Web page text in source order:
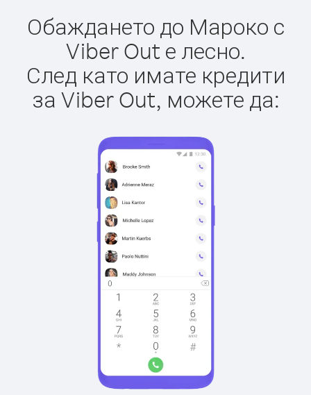
Обаждането до Мароко с
Viber Out е лесно.
След като имате кредити
за Viber Out, можете да: